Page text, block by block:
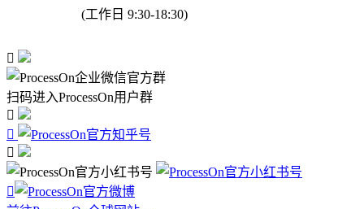
(工作日 9:30-18:30)

扫码进入ProcessOn用户群



